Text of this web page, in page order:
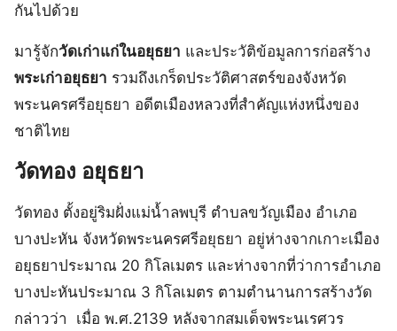
กันไปด้วย
มารู้จักวัดเก่าแก่ในอยุธยา และประวัติข้อมูลการก่อสร้าง
พระเก่าอยุธยา รวมถึงเกร็ดประวัติศาสตร์ของจังหวัด
พระนครศรีอยุธยา อดีตเมืองหลวงที่สำคัญแห่งหนึ่งของ
ชาติไทย
วัดทอง อยุธยา
วัดทอง ตั้งอยู่ริมฝั่งแม่น้ำลพบุรี ตำบลขวัญเมือง อำเภอ
บางปะหัน จังหวัดพระนครศรีอยุธยา อยู่ห่างจากเกาะเมือง
อยุธยาประมาณ 20 กิโลเมตร และห่างจากที่ว่าการอำเภอ
บางปะหันประมาณ 3 กิโลเมตร ตามตำนานการสร้างวัด
กล่าวว่า เมื่อ พ.ศ.2139 หลังจากสมเด็จพระนเรศวร